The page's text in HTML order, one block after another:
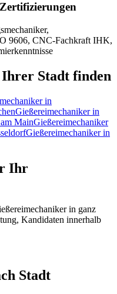
9606, CNC-Fachkraft IHK,
Stadt finden
in
Gießereimechanikerin
MainGießereimechaniker
Gießereimechanikerin
Ihr
in ganz
Kandidaten innerhalb
Stadt